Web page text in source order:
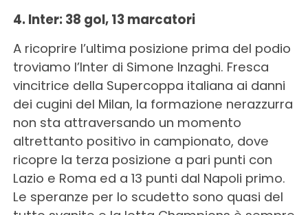
4. Inter: 38 gol, 13 marcatori
A ricoprire l’ultima posizione prima del podio
troviamo l’Inter di Simone Inzaghi. Fresca
vincitrice della Supercoppa italiana ai danni
dei cugini del Milan, la formazione nerazzurra
non sta attraversando un momento
altrettanto positivo in campionato, dove
ricopre la terza posizione a pari punti con
Lazio e Roma ed a 13 punti dal Napoli primo.
Le speranze per lo scudetto sono quasi del